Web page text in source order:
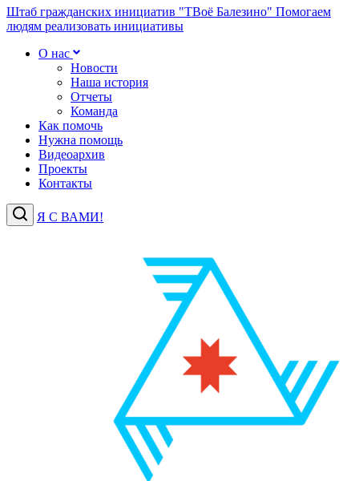
Штаб гражданских инициатив "ТВоё Балезино" Помогаем
людям реализовать инициативы
О нас
Новости
Наша история
Отчеты
Команда
Как помочь
Нужна помощь
Видеоархив
Проекты
Контакты
Я С ВАМИ!